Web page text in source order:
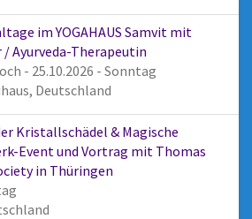
im YOGAHAUS Samvit mit
/ Ayurveda-Therapeutin
- 25.10.2026 - Sonntag
Deutschland
Kristallschädel & Magische
Event und Vortrag mit Thomas
in Thüringen